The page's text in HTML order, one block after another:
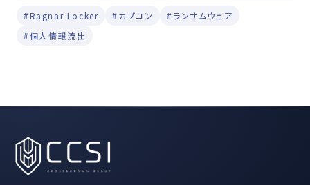
#Ragnar Locker #カプコン
#ランサムウェア
#個人情報流出